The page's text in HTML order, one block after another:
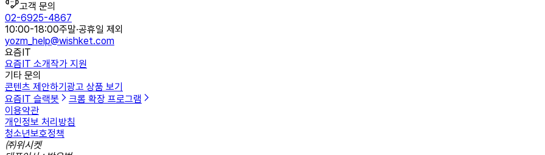
고객 문의
02-6925-4867
10:00-18:00주말·공휴일 제외
yozm_help@wishket.com
요즘IT
요즘IT 소개작가 지원
기타 문의
콘텐츠 제안하기광고 상품 보기
요즘IT 슬랙봇
크롬 확장 프로그램
이용약관
개인정보 처리방침
청소년보호정책
㈜위시켓